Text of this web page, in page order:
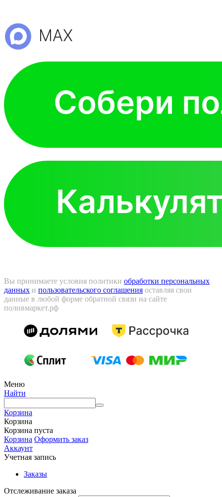
Вы принимаете условия политики обработки персональных
данных и пользовательского соглашения оставляя свои
данные в любой форме обратной связи на сайте
поливмаркет.рф
Меню
Найти
Корзина
Корзина
Корзина пуста
Корзина Оформить заказ
Аккаунт
Учетная запись
Заказы
Отслеживание заказа